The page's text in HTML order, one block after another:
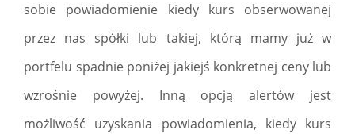
sobie powiadomienie kiedy kurs obserwowanej
przez nas spółki lub takiej, którą mamy już w
portfelu spadnie poniżej jakiejś konkretnej ceny lub
wzrośnie powyżej. Inną opcją alertów jest
możliwość uzyskania powiadomienia, kiedy kurs